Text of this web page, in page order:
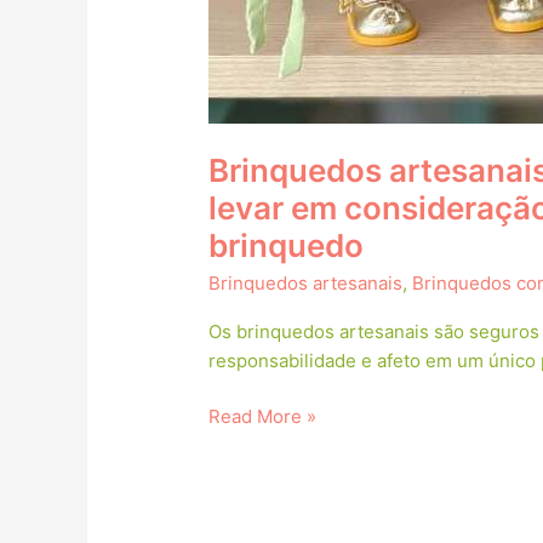
Brinquedos
levar em
brinquedo
Brinquedos artesanais, Brinquedos
Os brinquedos artesanais são
responsabilidade e afeto em um único
Read More »